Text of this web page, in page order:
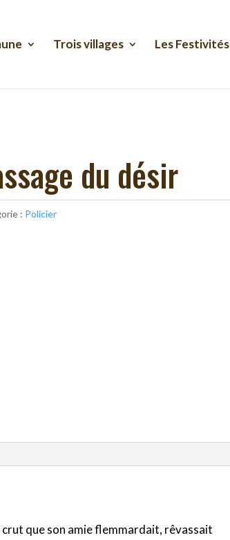
Trois villages Les Festivités
du désir
: Policier
crut que son amie flemmardait, rêvassait